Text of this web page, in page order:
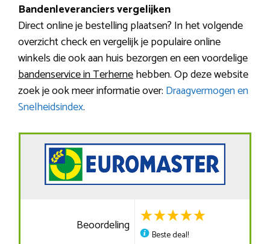
Bandenleveranciers vergelijken
Direct online je bestelling plaatsen? In het volgende
overzicht check en vergelijk je populaire online
winkels die ook aan huis bezorgen en een voordelige
bandenservice in Terhernehebben. Op deze website
zoek je ook meer informatie over: Draagvermogen en
Snelheidsindex.
Beoordeling
Beste deal!